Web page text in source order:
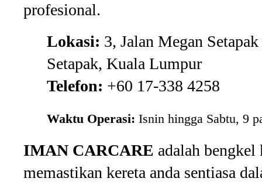
profesional.
Lokasi: 3, Jalan Megan
Setapak, Kuala Lumpur
Telefon: +60 17-338 4258
Waktu Operasi: Isnin hingga Sabtu, 9
IMAN CARCARE adalah bengkel
memastikan kereta anda sentiasa